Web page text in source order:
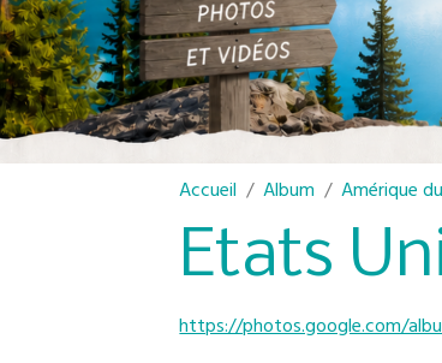
Accueil Album Amérique
Etats
https://photos.google.com/